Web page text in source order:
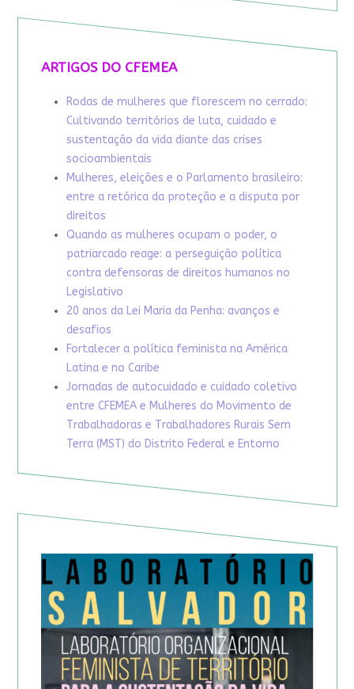
ARTIGOS DO CFEMEA
Rodas de mulheres que florescem no cerrado:
Cultivando territórios de luta, cuidado e
sustentação da vida diante das crises
socioambientais
Mulheres, eleições e o Parlamento brasileiro:
entre a retórica da proteção e a disputa por
direitos
Quando as mulheres ocupam o poder, o
patriarcado reage: a perseguição política
contra defensoras de direitos humanos no
Legislativo
20 anos da Lei Maria da Penha: avanços e
desafios
Fortalecer a política feminista na América
Latina e no Caribe
Jornadas de autocuidado e cuidado coletivo
entre CFEMEA e Mulheres do Movimento de
Trabalhadoras e Trabalhadores Rurais Sem
Terra (MST) do Distrito Federal e Entorno